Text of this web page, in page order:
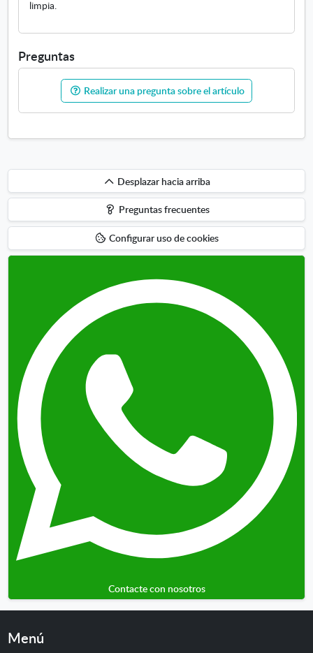
limpia.
Preguntas
Realizar una pregunta sobre el artículo
Desplazar
hacia
arriba
Desplazar hacia arriba
Preguntas frecuentes
Configurar uso de cookies
Contacte con nosotros
Menú